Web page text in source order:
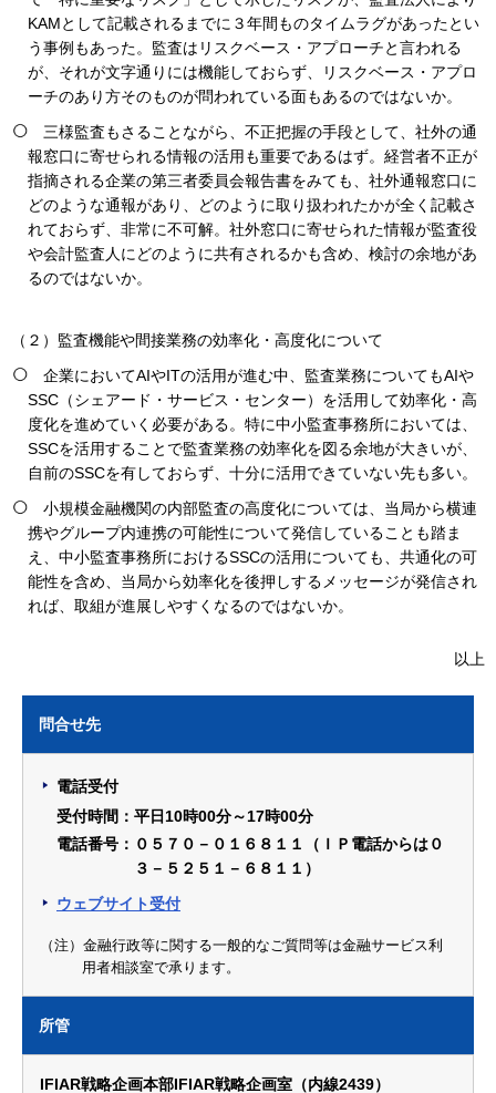
KAMとして記載されるまでに３年間ものタイムラグがあったとい
う事例もあった。監査はリスクベース・アプローチと言われる
が、それが文字通りには機能しておらず、リスクベース・アプロ
ーチのあり方そのものが問われている面もあるのではないか。
三様監査もさることながら、不正把握の手段として、社外の通
報窓口に寄せられる情報の活用も重要であるはず。経営者不正が
指摘される企業の第三者委員会報告書をみても、社外通報窓口に
どのような通報があり、どのように取り扱われたかが全く記載さ
れておらず、非常に不可解。社外窓口に寄せられた情報が監査役
や会計監査人にどのように共有されるかも含め、検討の余地があ
るのではないか。
（２）監査機能や間接業務の効率化・高度化について
企業においてAIやITの活用が進む中、監査業務についてもAIや
SSC（シェアード・サービス・センター）を活用して効率化・高
度化を進めていく必要がある。特に中小監査事務所においては、
SSCを活用することで監査業務の効率化を図る余地が大きいが、
自前のSSCを有しておらず、十分に活用できていない先も多い。
小規模金融機関の内部監査の高度化については、当局から横連
携やグループ内連携の可能性について発信していることも踏ま
え、中小監査事務所におけるSSCの活用についても、共通化の可
能性を含め、当局から効率化を後押しするメッセージが発信され
れば、取組が進展しやすくなるのではないか。
以上
問合せ先
電話受付
受付時間：平日10時00分～17時00分
電話番号：０５７０－０１６８１１（ＩＰ電話からは０
３－５２５１－６８１１）
ウェブサイト受付
（注）金融行政等に関する一般的なご質問等は金融サービス利
用者相談室で承ります。
所管
IFIAR戦略企画本部IFIAR戦略企画室（内線2439）